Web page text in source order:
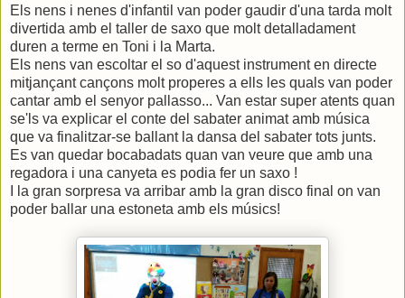
Els nens i nenes d'infantil van poder gaudir d'una tarda molt
divertida amb el taller de saxo que molt detalladament
duren a terme en Toni i la Marta.
Els nens van escoltar el so d'aquest instrument en directe
mitjançant cançons molt properes a ells les quals van poder
cantar amb el senyor pallasso... Van estar super atents quan
se'ls va explicar el conte del sabater animat amb música
que va finalitzar-se ballant la dansa del sabater tots junts.
Es van quedar bocabadats quan van veure que amb una
regadora i una canyeta es podia fer un saxo !
I la gran sorpresa va arribar amb la gran disco final on van
poder ballar una estoneta amb els músics!